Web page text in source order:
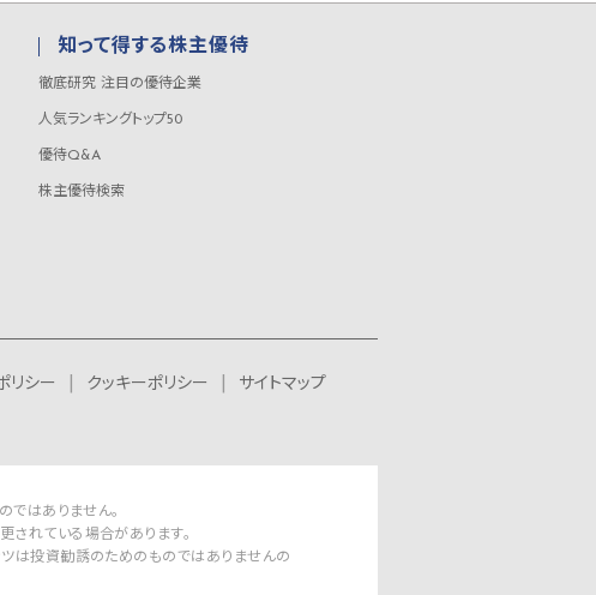
知って得する株主優待
徹底研究 注目の優待企業
人気ランキングトップ50
優待Q&A
株主優待検索
リシー クッキーポリシー
サイトマップ
ではありません。
されている場合があります。
は投資勧誘のためのものではありませんの